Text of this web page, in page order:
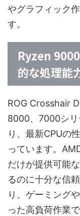
やグラフィック
す。
Ryzen
的な処理能
ROG Crosshair
8000、7000シリ
り、最新CPUの
っています。
だけが提供可能
るのに十分な信
り、ゲーミング
った高負荷作業